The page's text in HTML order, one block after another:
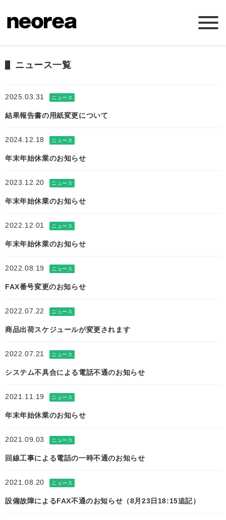
ニュース
ミッション
ニュース一覧
2025.03.31 ニュース
結果報告書の用紙変更について
2024.12.18 ニュース
年末年始休業のお知らせ
2023.12.20 ニュース
年末年始休業のお知らせ
2022.12.01 ニュース
年末年始休業のお知らせ
2022.08.19 ニュース
FAX番号変更のお知らせ
2022.07.22 ニュース
商品出荷スケジュールが変更されます
2022.07.21 ニュース
システム不具合による電話不通のお知らせ
2021.11.19 ニュース
年末年始休業のお知らせ
2021.09.03 ニュース
回線工事による電話の一時不通のお知らせ
2021.08.20 ニュース
設備故障によるFAX不通のお知らせ（8月23日18:15追記）